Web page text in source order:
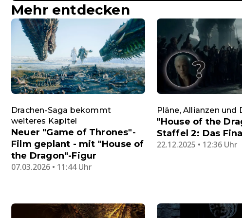
Mehr entdecken
Drachen-Saga bekommt
weiteres Kapitel
Neuer "Game of Thrones"-
Film geplant - mit "House of
the Dragon"-Figur
07.03.2026 • 11:44 Uhr
Pläne, Allianzen und
"House of the
Staffel 2: Das
22.12.2025 • 12:36 Uhr